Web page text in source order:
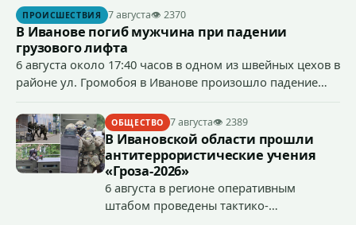
сумму более 4,4 млн рублей через маркетплейс.
ПРОИСШЕСТВИЯ 7 августа👁 2370
В Иванове погиб мужчина при падении
грузового лифта
6 августа около 17:40 часов в одном из швейных цехов в
районе ул. Громобоя в Иванове произошло падение
ОБЩЕСТВО 7 августа👁 2389
В Ивановской области прошли
антитеррористические учения
«Гроза-2026»
6 августа в регионе оперативным
штабом проведены тактико-